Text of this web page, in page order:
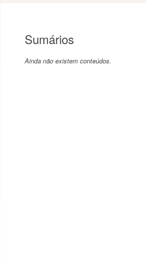
Sumários
Ainda não existem conteúdos.